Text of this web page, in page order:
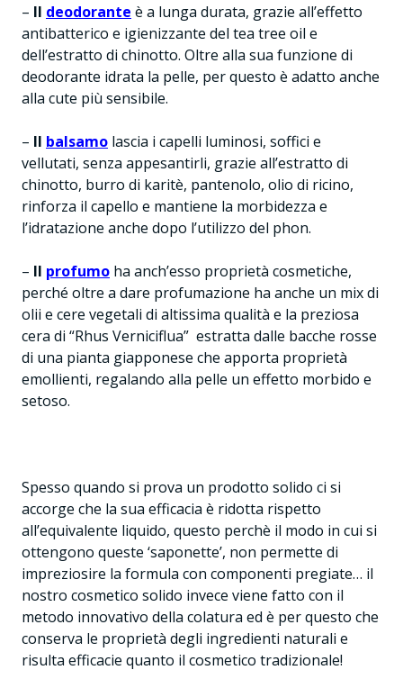
– Il deodorante è a lunga durata, grazie all’effetto
antibatterico e igienizzante del tea tree oil e
dell’estratto di chinotto. Oltre alla sua funzione di
deodorante idrata la pelle, per questo è adatto anche
alla cute più sensibile.
– Il balsamo lascia i capelli luminosi, soffici e
vellutati, senza appesantirli, grazie all’estratto di
chinotto, burro di karitè, pantenolo, olio di ricino,
rinforza il capello e mantiene la morbidezza e
l’idratazione anche dopo l’utilizzo del phon.
– Il profumo ha anch’esso proprietà cosmetiche,
perché oltre a dare profumazione ha anche un mix di
olii e cere vegetali di altissima qualità e la preziosa
cera di “Rhus Verniciflua” estratta dalle bacche rosse
di una pianta giapponese che apporta proprietà
emollienti, regalando alla pelle un effetto morbido e
setoso.
Spesso quando si prova un prodotto solido ci si
accorge che la sua efficacia è ridotta rispetto
all’equivalente liquido, questo perchè il modo in cui si
ottengono queste ‘saponette’, non permette di
impreziosire la formula con componenti pregiate… il
nostro cosmetico solido invece viene fatto con il
metodo innovativo della colatura ed è per questo che
conserva le proprietà degli ingredienti naturali e
risulta efficacie quanto il cosmetico tradizionale!